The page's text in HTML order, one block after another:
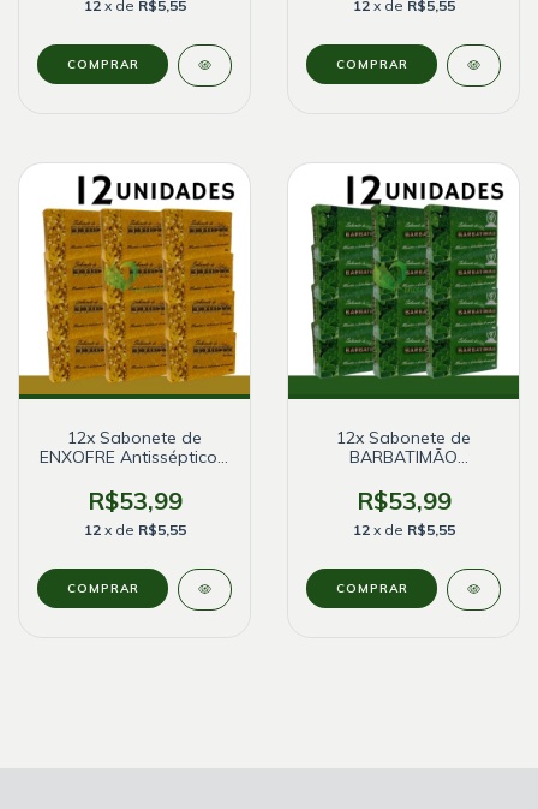
12 x de R$5,55 12 x de R$5,55
12x Sabonete de
ENXOFRE Antisséptico -
R$53,99
12 x de R$5,55
12x Sabonete de
BARBATIMÃO
- 90g
R$53,99
12 x de R$5,55